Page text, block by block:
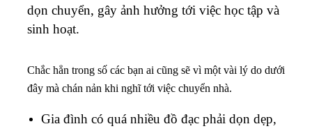
dọn chuyển, gây ảnh hưởng tới việc học tập và
sinh hoạt.
Chắc hẳn trong số các bạn ai cũng sẽ vì một vài lý do dưới
đây mà chán nản khi nghĩ tới việc chuyển nhà.
Gia đình có quá nhiều đồ đạc phải dọn dẹp,